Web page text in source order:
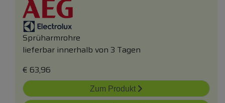
Sprüharmrohre
lieferbar innerhalb von 3 Tagen
€ 63,96
Zum Produkt